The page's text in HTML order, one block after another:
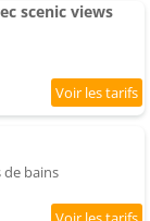
scenic views
de bains